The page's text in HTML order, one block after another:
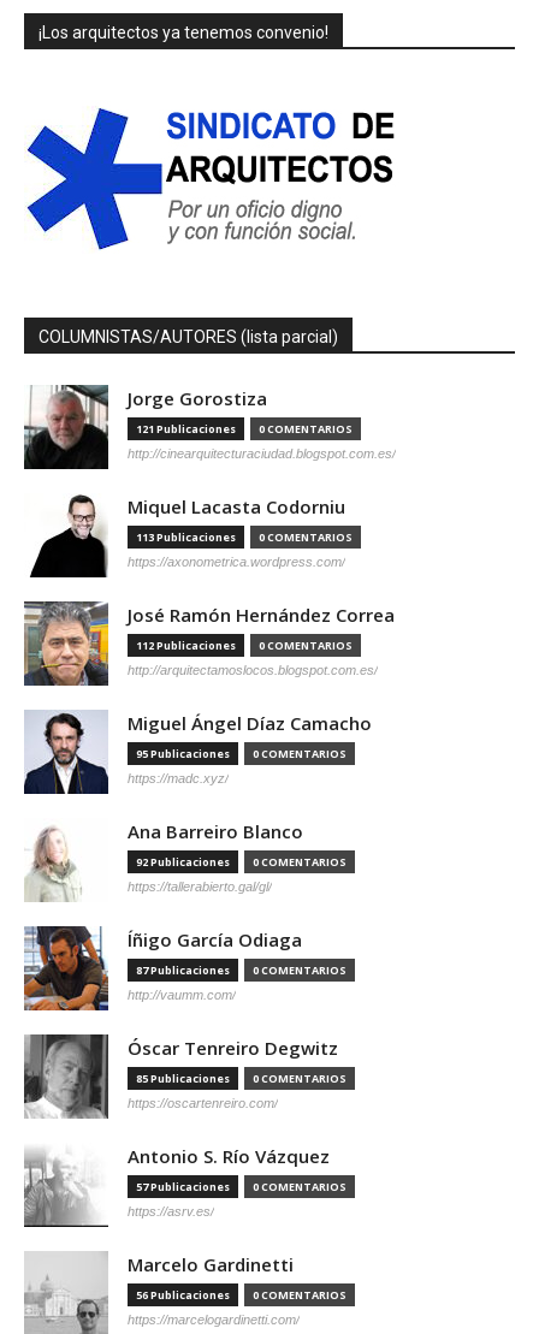
¡Los arquitectos ya tenemos convenio!
COLUMNISTAS/AUTORES (lista parcial)
Jorge Gorostiza
121 Publicaciones 0 COMENTARIOS
http://cinearquitecturaciudad.blogspot.com.es/
Miquel Lacasta Codorniu
113 Publicaciones 0 COMENTARIOS
https://axonometrica.wordpress.com/
José Ramón Hernández Correa
112 Publicaciones 0 COMENTARIOS
http://arquitectamoslocos.blogspot.com.es/
Miguel Ángel Díaz Camacho
95 Publicaciones 0 COMENTARIOS
https://madc.xyz/
Ana Barreiro Blanco
92 Publicaciones 0 COMENTARIOS
https://tallerabierto.gal/gl/
Íñigo García Odiaga
87 Publicaciones 0 COMENTARIOS
http://vaumm.com/
Óscar Tenreiro Degwitz
85 Publicaciones 0 COMENTARIOS
https://oscartenreiro.com/
Antonio S. Río Vázquez
57 Publicaciones 0 COMENTARIOS
https://asrv.es/
Marcelo Gardinetti
56 Publicaciones 0 COMENTARIOS
https://marcelogardinetti.com/